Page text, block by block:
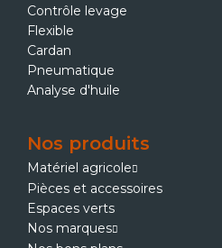
Contrôle levage
Flexible
Cardan
Pneumatique
Analyse d'huile
Nos produits
Matériel agricole
Pièces et accessoires
Espaces verts
Nos marques